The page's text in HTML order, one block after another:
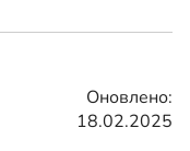
Оновлено:
18.02.2025